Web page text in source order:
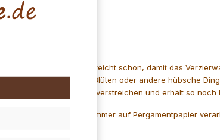
eine warme Hand reicht schon, damit das
nach Ihrer Fantasie Blüten oder andere hübsche
an der Kerze etwas verstreichen und erhält so noch
Folien sollten immer auf Pergamentpapier